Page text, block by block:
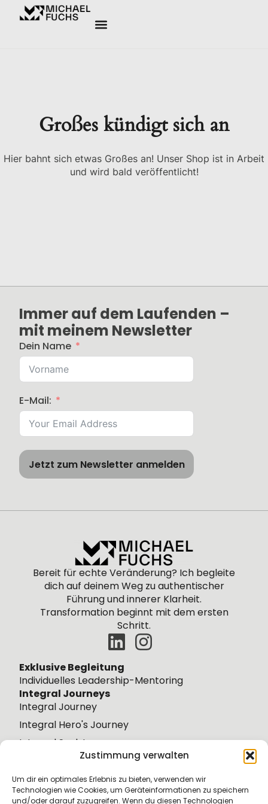
Zustimmung verwalten
Um dir ein optimales Erlebnis zu bieten, verwenden wir
Technologien wie Cookies, um Geräteinformationen zu speichern
und/oder darauf zuzugreifen. Wenn du diesen Technologien
Großes kündigt sich an
Hier bahnt sich etwas Großes an! Unser Shop ist in Arbeit
und wird bald veröffentlicht!
Immer auf dem Laufenden –
mit meinem Newsletter
Dein Name
E-Mail:
Jetzt zum Newsletter anmelden
Bereit für echte Veränderung? Ich begleite
dichauf deinemWeg zu authentischer
Führung und innerer Klarheit.
Transformation beginnt mit dem ersten
Schritt.
Exklusive Begleitung
Individuelles Leadership-Mentoring
Integral Journeys
Integral Journey
Integral Hero's Journey
Integral Soul Journey
Integral Wisdom Journey
Weiteres
Über mich